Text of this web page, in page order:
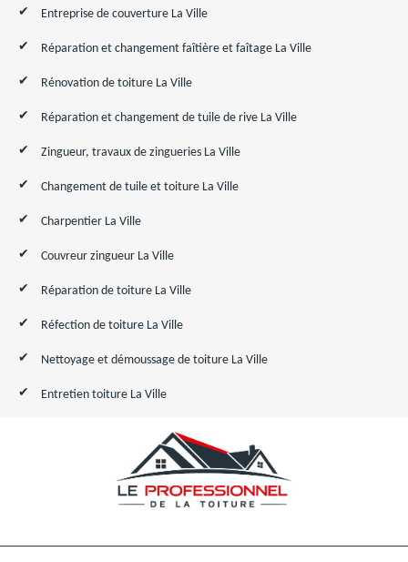
Entreprise de couverture La Ville
Réparation et changement faîtière et faîtage La Ville
Rénovation de toiture La Ville
Réparation et changement de tuile de rive La Ville
Zingueur, travaux de zingueries La Ville
Changement de tuile et toiture La Ville
Charpentier La Ville
Couvreur zingueur La Ville
Réparation de toiture La Ville
Réfection de toiture La Ville
Nettoyage et démoussage de toiture La Ville
Entretien toiture La Ville